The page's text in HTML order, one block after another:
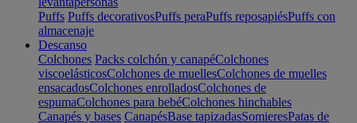
Puffs Puffs decorativosPuffs peraPuffs reposapiésPuffs con
almacenaje
Descanso
Colchones Packs colchón y canapéColchones
viscoelásticosColchones de muellesColchones de muelles
ensacadosColchones enrolladosColchones de
espumaColchones para bebéColchones hinchables
Canapés y bases CanapésBase tapizadasSomieresPatas de